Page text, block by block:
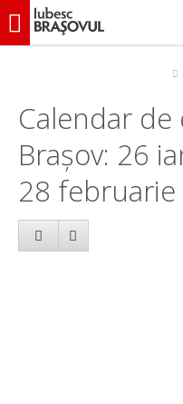
iubescbraşovul.ro
Calendar
Brașov: 26
28 februarie